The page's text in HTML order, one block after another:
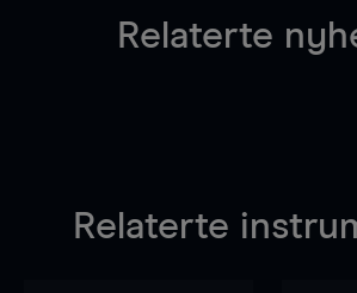
Relaterte
Relaterte